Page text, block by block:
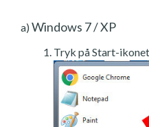
a) Windows 7 / XP
Tryk på Start-